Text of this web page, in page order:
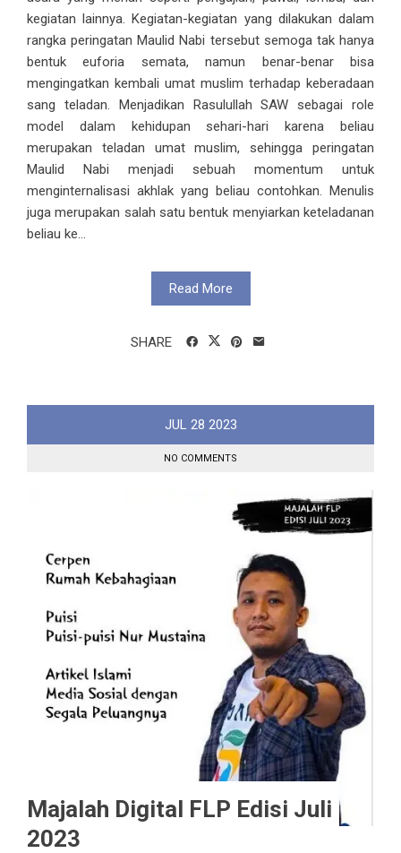
kegiatan lainnya. Kegiatan-kegiatan yang dilakukan dalam
rangka peringatan Maulid Nabi tersebut semoga tak hanya
bentuk euforia semata, namun benar-benar bisa
mengingatkan kembali umat muslim terhadap keberadaan
sang teladan. Menjadikan Rasulullah SAW sebagai role
model dalam kehidupan sehari-hari karena beliau
merupakan teladan umat muslim, sehingga peringatan
Maulid Nabi menjadi sebuah momentum untuk
menginternalisasi akhlak yang beliau contohkan. Menulis
juga merupakan salah satu bentuk menyiarkan keteladanan
beliau ke...
Read More
SHARE
JUL 28 2023
NO COMMENTS
Majalah Digital FLP Edisi Juli
2023